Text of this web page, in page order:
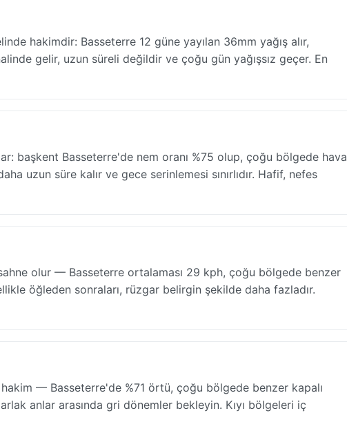
hakimdir: Basseterre 12 güne yayılan 36mm yağış alır,
gelir, uzun süreli değildir ve çoğu gün yağışsız geçer. En
başkent Basseterre'de nem oranı %75 olup, çoğu bölgede hava
uzun süre kalır ve gece serinlemesi sınırlıdır. Hafif, nefes
olur — Basseterre ortalaması 29 kph, çoğu bölgede benzer
öğleden sonraları, rüzgar belirgin şekilde daha fazladır.
— Basseterre'de %71 örtü, çoğu bölgede benzer kapalı
anlar arasında gri dönemler bekleyin. Kıyı bölgeleri iç